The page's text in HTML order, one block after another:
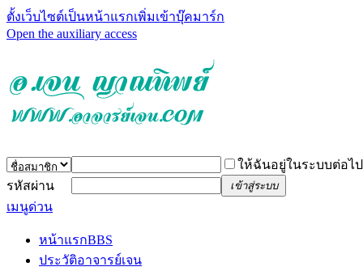
ตั้งเว็บไซต์เป็นหน้าแรกเพิ่มเข้าบุ๊คมาร์ก
Open the auxiliary access
ให้ฉันอยู่ในระบบต่อไป
รหัสผ่าน
เข้าสู่ระบบ
เมนูด่วน
หน้าแรกBBS
ประวัติอาจารย์เจน